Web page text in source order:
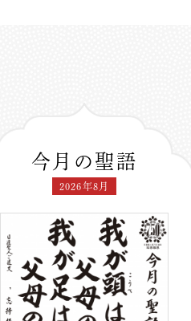
今月の聖語
2026年8月